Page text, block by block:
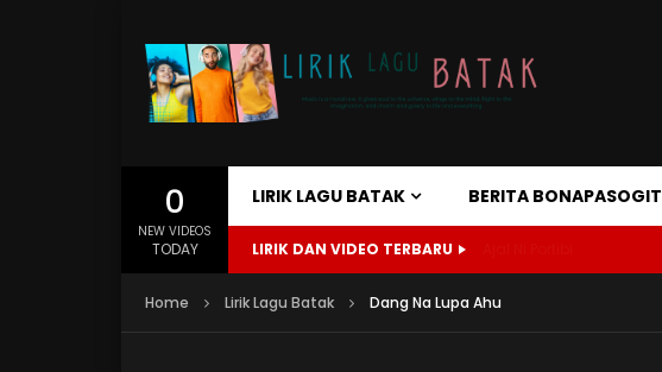
0
NEW VIDEOS
TODAY
LIRIK LAGU BATAK BERITA BONAPASOGIT
LIRIK DAN VIDEO TERBARU
Home Lirik Lagu Batak Dang Na Lupa Ahu